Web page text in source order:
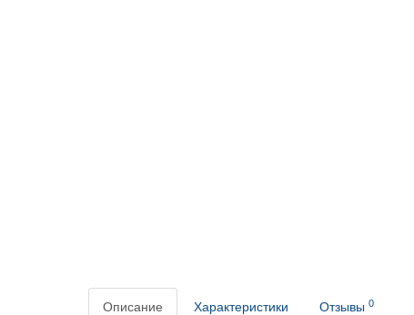
Описание Характеристики Отзывы 0